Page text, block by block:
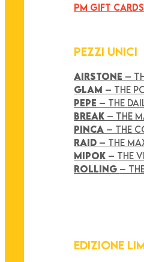
PM GIFT CARDS
PEZZI UNICI
AIRSTONE –
GLAM – THE
PEPE – THE
BREAK – THE
PINCA – THE
RAID – THE
MIPOK – THE
ROLLING –
EDIZIONE